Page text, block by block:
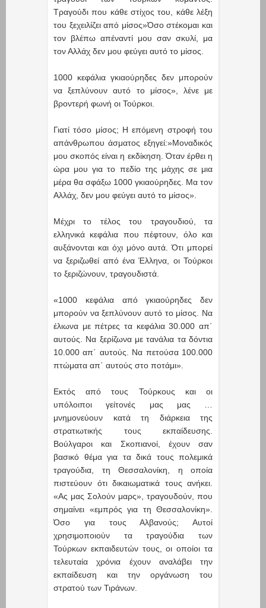
Τραγούδι που κάθε στίχος του, κάθε λέξη
του ξεχειλίζει από μίσος»Όσο στέκομαι και
τον βλέπω απέναντί μου σαν σκυλί, μα
τον Αλλάχ δεν μου φεύγει αυτό το μίσος.
1000 κεφάλια γκιαούρηδες δεν μπορούν
να ξεπλύνουν αυτό το μίσος», λένε με
βροντερή φωνή οι Τούρκοι.
Γιατί τόσο μίσος; Η επόμενη στροφή του
απάνθρωπου άσματος εξηγεί:»Μοναδικός
μου σκοπός είναι η εκδίκηση. Όταν έρθει η
ώρα μου για το πεδίο της μάχης σε μια
μέρα θα σφάξω 1000 γκιαούρηδες. Μα τον
Αλλάχ, δεν μου φεύγει αυτό το μίσος».
Μέχρι το τέλος του τραγουδιού, τα
ελληνικά κεφάλια που πέφτουν, όλο και
αυξάνονται και όχι μόνο αυτά. Ότι μπορεί
να ξεριζωθεί από ένα Έλληνα, οι Τούρκοι
το ξεριζώνουν, τραγουδιστά.
«1000 κεφάλια από γκιαούρηδες δεν
μπορούν να ξεπλύνουν αυτό το μίσος. Να
έλιωνα με πέτρες τα κεφάλια 30.000 απ΄
αυτούς. Να ξερίζωνα με τανάλια τα δόντια
10.000 απ΄ αυτούς. Να πετούσα 100.000
πτώματα απ΄ αυτούς στο ποτάμι».
Εκτός από τους Τούρκους και οι
υπόλοιποι γείτονές μας μας …
μνημονεύουν κατά τη διάρκεια της
στρατιωτικής τους εκπαίδευσης.
Βούλγαροι και Σκοπιανοί, έχουν σαν
βασικό θέμα για τα δικά τους πολεμικά
τραγούδια, τη Θεσσαλονίκη, η οποία
πιστεύουν ότι δικαιωματικά τους ανήκει.
«Ας μας Σολούν μαρς», τραγουδούν, που
σημαίνει «εμπρός για τη Θεσσαλονίκη».
Όσο για τους Αλβανούς; Αυτοί
χρησιμοποιούν τα τραγούδια των
Τούρκων εκπαιδευτών τους, οι οποίοι τα
τελευταία χρόνια έχουν αναλάβει την
εκπαίδευση και την οργάνωση του
στρατού των Τιράνων.